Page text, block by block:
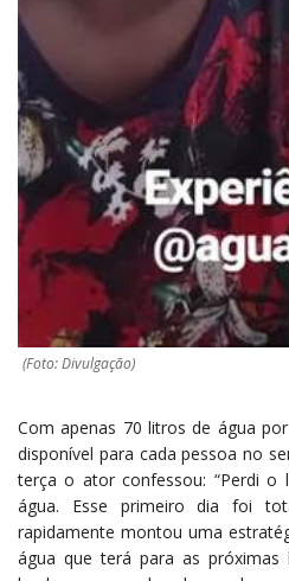
(Foto: Divulgação)
Com apenas 70 litros de água
disponível para cada pessoa no
terça o ator confessou: “Perdi o
água. Esse primeiro dia foi
rapidamente montou uma
água que terá para as próximas